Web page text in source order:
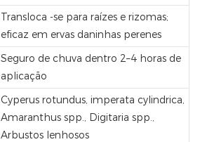
Transloca -se para raízes e rizomas;
eficaz em ervas daninhas perenes
Seguro de chuva dentro 2–4 horas de
aplicação
Cyperus rotundus, imperata cylindrica,
Amaranthus spp., Digitaria spp.,
Arbustos lenhosos